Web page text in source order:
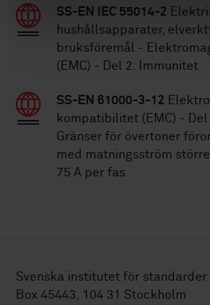
SS-EN IEC 55014-2
hushållsapparater,
bruksföremål -
(EMC) - Del 2: Immunitet
SS-EN 61000-3-12
kompatibilitet (EMC) -
Gränser för övertoner
med matningsström
75 A per fas
Svenska institutet för standarder
Box 45443, 104 31 Stockholm